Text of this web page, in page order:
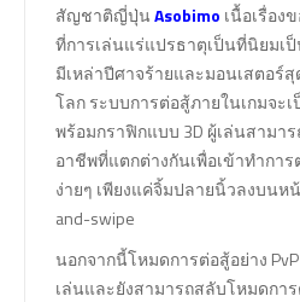
สัญชาติญี่ปุ่นAsobimo เนื้อเรื่อง
ที่การเล่นแร่แปรธาตุเป็นที่นิยมเ
มีเหล่าปีศาจร้ายและมอนเสตอร์
โลก ระบบการต่อสู้ภายในเกมจะ
พร้อมกราฟิกแบบ 3D ผู้เล่นสามา
อาชีพที่แตกต่างกันเพื่อเข้าทำกา
ง่ายๆ เพียงแค่จิ้มปลายนิ้วลงบนห
and-swipe
นอกจากนี้โหมดการต่อสู้อย่าง
เล่นและยังสามารถสลับโหมดกา